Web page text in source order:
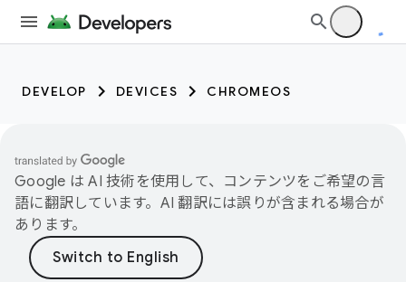
DEVELOP DEVICES CHROMEOS
Google は AI 技術を使用して、コンテンツをご希望の言
語に翻訳しています。AI 翻訳には誤りが含まれる場合が
あります。